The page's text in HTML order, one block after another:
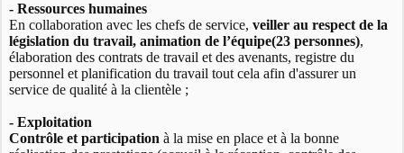
- Ressources humaines
En collaboration avec les chefs de service,veiller au respect de la
législation du travail, animation de l’équipe(23 personnes),
élaboration des contrats de travail et des avenants, registre du
personnel et planification du travail tout cela afin d'assurer un
service de qualité à la clientèle ;
- Exploitation
Contrôle et participationà la mise en place et à la bonne